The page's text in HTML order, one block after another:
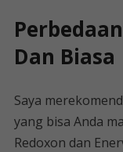
Dan Biasa
Saya
yang bisa Anda
Redoxon dan